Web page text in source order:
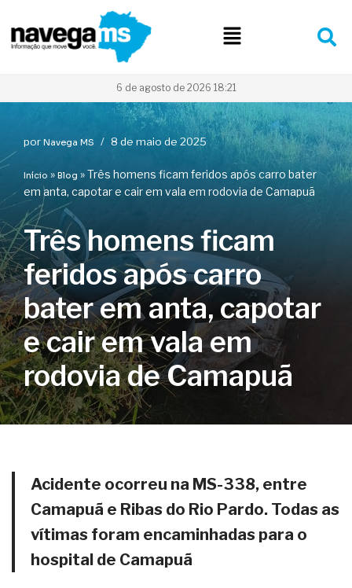
Pular
para
6 de agosto de 2026 18:21
por Navega MS 8 de maio de 2025
Início » Blog »Três homens ficam feridos após carro bater
em anta, capotar e cair em vala em rodovia de Camapuã
Três homens ficam
feridos após carro
bater em anta, capotar
e cair em vala em
rodovia de Camapuã
Acidente ocorreu na MS-338, entre
Camapuã e Ribas do Rio Pardo. Todas as
vítimas foram encaminhadas para o
hospital de Camapuã